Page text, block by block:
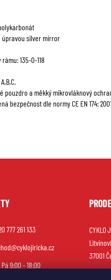
úpravou silver mirror
135-0-118
pouzdro a měkký mikrovláknový
bezpečnost dle normy CE EN 174:
777 261 133
9:00 - 18:00
CYKLO
37001